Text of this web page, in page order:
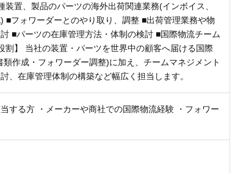
置、製品のパーツの海外出荷関連業務(インボイス、
■フォワーダーとのやり取り、調整 ■出荷管理業務や物
■パーツの在庫管理方法・体制の検討 ■国際物流チーム
割】 当社の装置・パーツを世界中の顧客へ届ける国際
作成・フォワーダー調整)に加え、チームマネジメント
、在庫管理体制の構築など幅広く担当します。
する方 ・メーカーや商社での国際物流経験 ・フォワー